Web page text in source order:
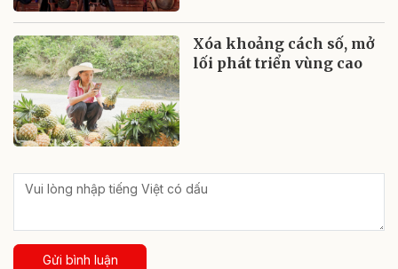
Xóa khoảng cách số, mở
lối phát triển vùng cao
Gửi bình luận